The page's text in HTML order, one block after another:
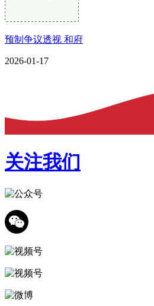
预制争议透视 和府
2026-01-17
关注我们